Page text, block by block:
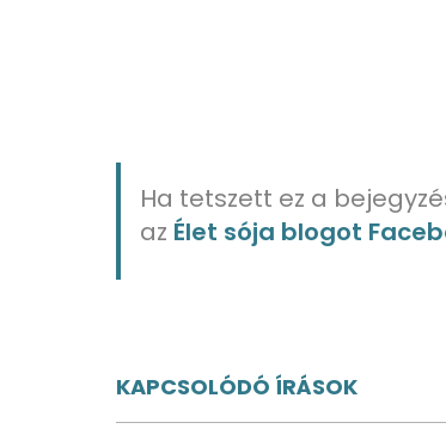
Ha tetszett ez a
az Élet sója blogot
KAPCSOLÓDÓ ÍRÁSOK